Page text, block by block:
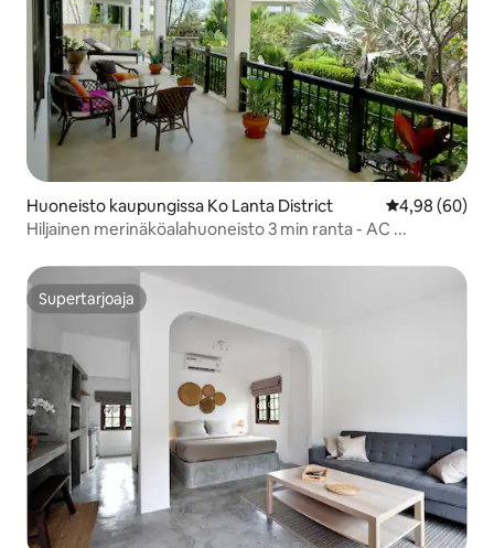
Huoneisto kaupungissa Ko Lanta District
4,98 (60)
Hiljainen merinäköalahuoneisto 3 min ranta - AC ...
Supertarjoaja
Supertarjoaja